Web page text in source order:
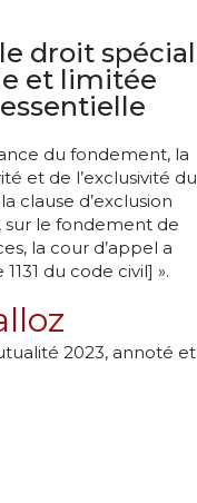
droit spécial
et limitée
du fondement, la
et de l’exclusivité du
clause d’exclusion
le fondement de
la cour d’appel a
du code civil] ».
2023, annoté et